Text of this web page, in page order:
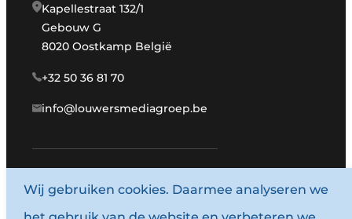
Kapellestraat 132/1
Gebouw G
8020 Oostkamp België
+32 50 36 81 70
info@louwersmediagroep.be
www.louwersmediagroep.com
Wij gebruiken cookies. Daarmee analyseren we